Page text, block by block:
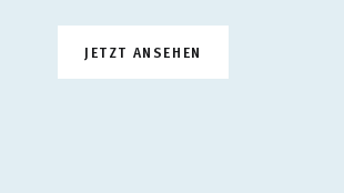
JETZT ANSEHEN